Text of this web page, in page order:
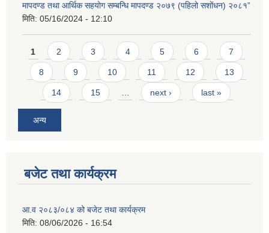
मापदण्ड तथा आर्थिक सहयोग सम्बन्धि मापदण्ड २०७९ (पहिलो सशोंधन) २०८१”
मिति: 05/16/2024 - 12:10
Pages
1 2 3 4 5 6 7
8 9 10 11 12 13
14 15 next › last »
अन्य
बजेट तथा कार्यक्रम
आ.व २०८३/०८४ को बजेट तथा कार्यक्रम
मिति: 08/06/2026 - 16:54